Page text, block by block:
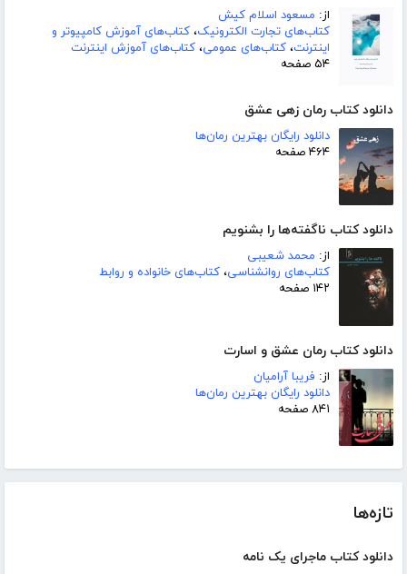
از: مسعود اسلام کیش
کتاب‌های تجارت الکترونیک، کتاب‌های آموزش کامپیوتر و
اینترنت، کتاب‌های عمومی، کتاب‌های آموزش اینترنت
۵۴ صفحه
دانلود کتاب رمان زهی عشق
دانلود رایگان بهترین رمان‌ها
۴۶۴ صفحه
دانلود کتاب ناگفته‌ها را بشنویم
از: محمد شعیبی
کتاب‌های روانشناسی، کتاب‌های خانواده و روابط
۱۴۲ صفحه
دانلود کتاب رمان عشق و اسارت
از: فریبا آرامیان
دانلود رایگان بهترین رمان‌ها
۸۴۱ صفحه
تازه‌ها
دانلود کتاب ماجرای یک نامه